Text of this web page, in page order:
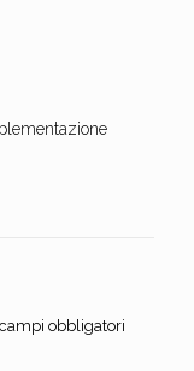
obbligatori